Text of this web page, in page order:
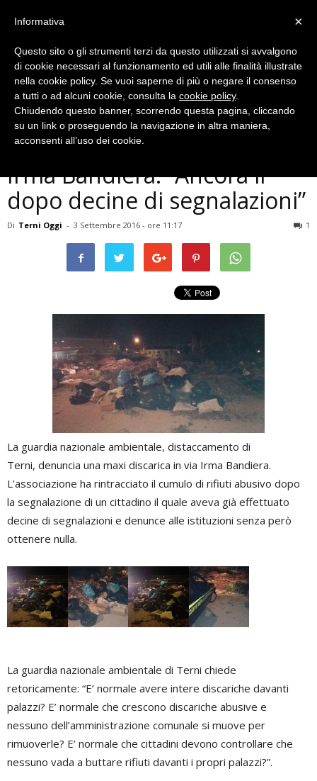
Cronaca
Terni, discarica abusiva in via
Irma Bandiera: “Ancora lì
dopo decine di segnalazioni”
Di Terni Oggi - 3 Settembre 2016 - ore 11:17 1
La guardia nazionale ambientale, distaccamento di
Terni, denuncia una maxi discarica in via Irma Bandiera.
L’associazione ha rintracciato il cumulo di rifiuti abusivo dopo
la segnalazione di un cittadino il quale aveva già effettuato
decine di segnalazioni e denunce alle istituzioni senza però
ottenere nulla.
La guardia nazionale ambientale di Terni chiede
retoricamente: “E’ normale avere intere discariche davanti
palazzi? E’ normale che crescono discariche abusive e
nessuno dell’amministrazione comunale si muove per
rimuoverle? E’ normale che cittadini devono controllare che
nessuno vada a buttare rifiuti davanti i propri palazzi?”.
×
Informativa
Questo sito o gli strumenti terzi da questo utilizzati si avvalgono
di cookie necessari al funzionamento ed utili alle finalità illustrate
nella cookie policy. Se vuoi saperne di più o negare il consenso
a tutti o ad alcuni cookie, consulta la cookie policy.
Chiudendo questo banner, scorrendo questa pagina, cliccando
su un link o proseguendo la navigazione in altra maniera,
acconsenti all’uso dei cookie.